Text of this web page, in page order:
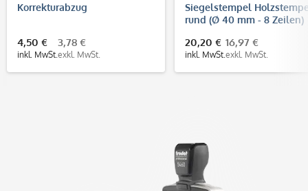
Korrekturabzug
4,50 €
inkl. MwSt.
3,78 €
exkl. MwSt.
Siegelstempel
rund (Ø 40 mm - 8 Zeilen)
20,20 €
inkl. MwSt.
16,97 €
exkl. MwSt.